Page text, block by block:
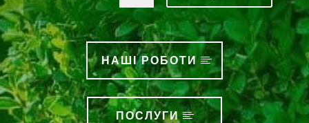
НАШІ РОБОТИ
ПОСЛУГИ